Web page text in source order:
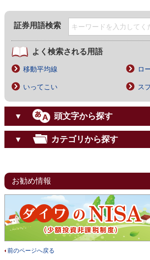
証券用語検索
よく検索される用語
移動平均線 ロ
いってこい ス
▼ 頭文字から探す
▼ カテゴリから探す
お勧め情報
前のページへ戻る